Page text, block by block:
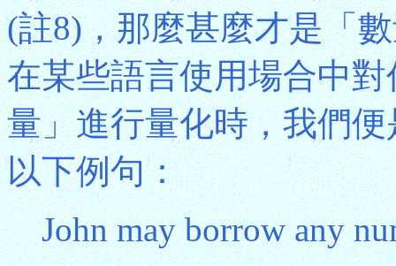
(註8)，那麼甚麼才是「
在某些語言使用場合中
量」進行量化時，我們
以下例句：
John may borrow any